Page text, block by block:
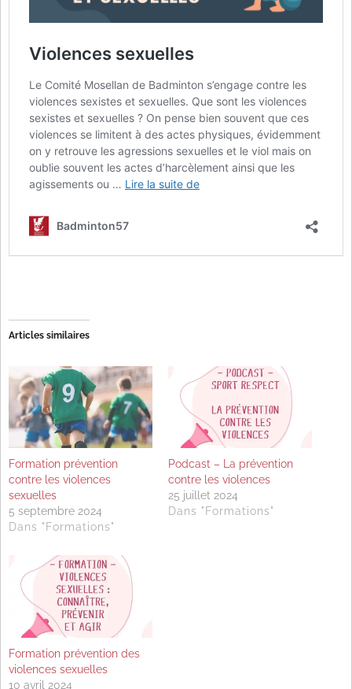
Articles similaires
Formation prévention
contre les violences
sexuelles
5 septembre 2024
Dans "Formations"
Podcast – La prévention
contre les violences
25 juillet 2024
Dans "Formations"
Formation prévention des
violences sexuelles
10 avril 2024